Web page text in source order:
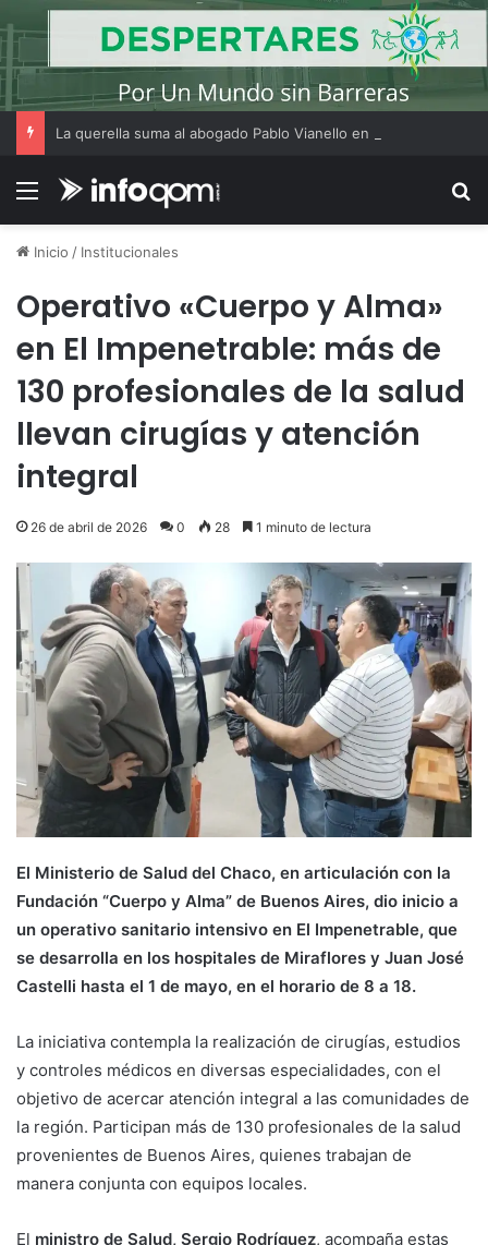
Menú
Inicio / Institucionales
Operativo «Cuerpo y Alma»
en El Impenetrable: más de
130 profesionales de la salud
llevan cirugías y atención
integral
26 de abril de 2026 0 28 1 minuto de lectura
El Ministerio de Salud del Chaco, en articulación con la
Fundación “Cuerpo y Alma” de Buenos Aires, dio inicio a
un operativo sanitario intensivo en El Impenetrable, que
se desarrolla en los hospitales de Miraflores y Juan José
Castelli hasta el 1 de mayo, en el horario de 8 a 18.
La iniciativa contempla la realización de cirugías, estudios
y controles médicos en diversas especialidades, con el
objetivo de acercar atención integral a las comunidades de
la región. Participan más de 130 profesionales de la salud
provenientes de Buenos Aires, quienes trabajan de
manera conjunta con equipos locales.
El ministro de Salud, Sergio Rodríguez, acompaña estas